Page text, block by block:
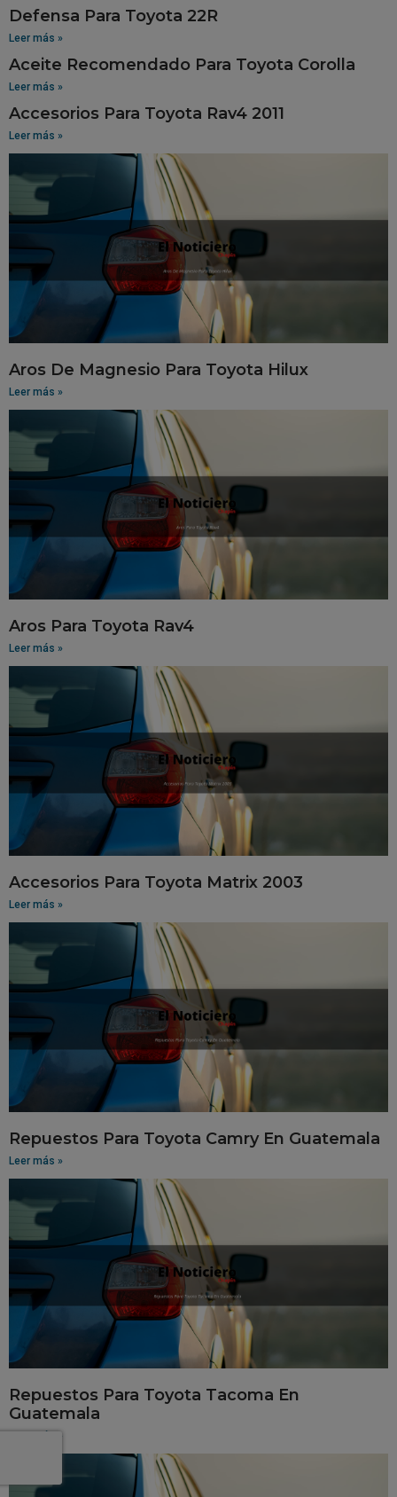
Defensa Para Toyota 22R
Leer más »
Aceite Recomendado Para Toyota Corolla
Leer más »
Accesorios Para Toyota Rav4 2011
Leer más »
Aros De Magnesio Para Toyota Hilux
Leer más »
Aros Para Toyota Rav4
Leer más »
Accesorios Para Toyota Matrix 2003
Leer más »
Repuestos Para Toyota Camry En Guatemala
Leer más »
Repuestos Para Toyota Tacoma En
Guatemala
Leer más »